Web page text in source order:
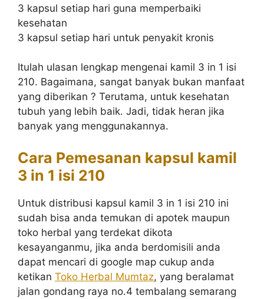
3 kapsul setiap hari guna memperbaiki
kesehatan
3 kapsul setiap hari untuk penyakit kronis
Itulah ulasan lengkap mengenai kamil 3 in 1 isi
210. Bagaimana, sangat banyak bukan manfaat
yang diberikan ? Terutama, untuk kesehatan
tubuh yang lebih baik. Jadi, tidak heran jika
banyak yang menggunakannya.
Cara Pemesanan kapsul kamil
3 in 1 isi 210
Untuk distribusi kapsul kamil 3 in 1 isi 210 ini
sudah bisa anda temukan di apotek maupun
toko herbal yang terdekat dikota
kesayanganmu, jika anda berdomisili anda
dapat mencari di google map cukup anda
ketikan Toko Herbal Mumtaz, yang beralamat
jalan gondang raya no.4 tembalang semarang